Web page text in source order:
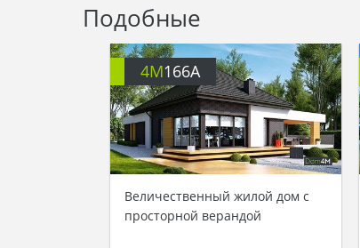
Подобные
4M166A
Величественный жилой дом с
просторной верандой